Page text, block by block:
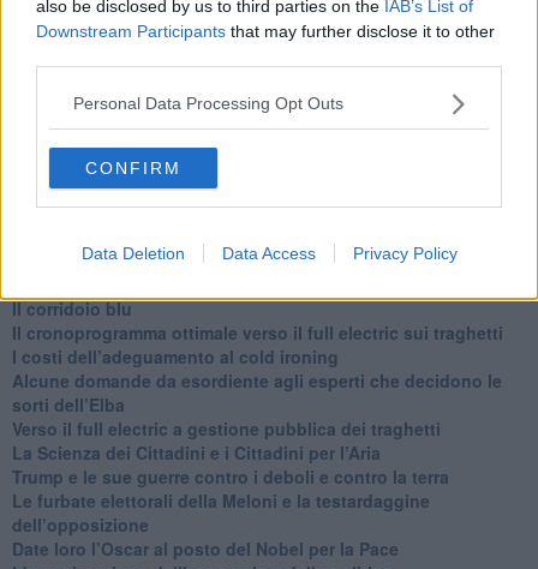
also be disclosed by us to third parties on the IAB’s List of
Downstream Participants that may further disclose it to other
Personal Data Processing Opt Outs
CONFIRM
Data Deletion Data Access Privacy Policy
Articoli dal Blog “Disincantato” di Adolfo Santoro
​Un esempio di civismo
​Linee guida per organizzare il civismo della complessità
​Il ripristino della natura secondo la legge e l’impegno dei
Il nesso tra cambiamenti climatici e salute umana
Tutti morimmo a stento (3)
Tutti morimmo a stento (2)
IL CORRIDOIO BLU il resoconto del convegno
Il corridoio blu
​Il cronoprogramma ottimale verso il full electric sui traghetti
​I costi dell’adeguamento al cold ironing
Alcune domande da esordiente agli esperti che decidono le
sorti dell’Elba
Verso il full electric a gestione pubblica dei traghetti​
​La Scienza dei Cittadini e i Cittadini per l’Aria
Trump e le sue guerre contro i deboli e contro la terra
​Le furbate elettorali della Meloni e la testardaggine
dell’opposizione
​Date loro l’Oscar al posto del Nobel per la Pace